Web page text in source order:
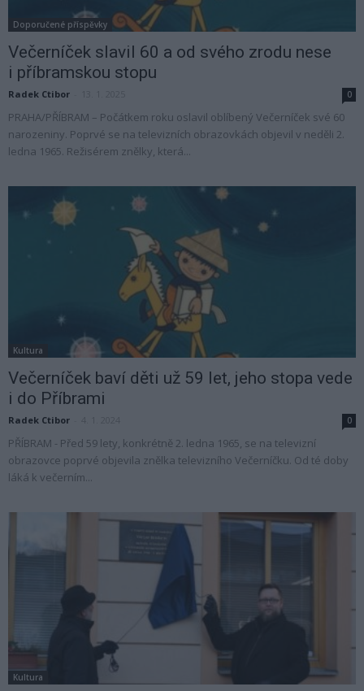
Doporučené příspěvky
Večerníček slavil 60 a od svého zrodu nese
i příbramskou stopu
Radek Ctibor 0
PRAHA/PŘÍBRAM – Počátkem roku oslavil oblíbený Večerníček své 60
narozeniny. Poprvé se na televizních obrazovkách objevil v neděli 2.
ledna 1965. Režisérem znělky, která...
Kultura
Večerníček baví děti už 59 let, jeho stopa vede
i do Příbrami
Radek Ctibor 0
PŘÍBRAM - Před 59 lety, konkrétně 2. ledna 1965, se na televizní
obrazovce poprvé objevila znělka televizního Večerníčku. Od té doby
láká k večerním...
Kultura